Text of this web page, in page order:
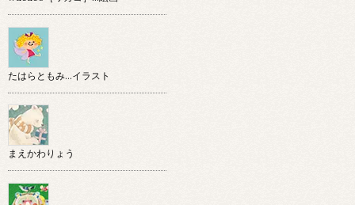
たはらともみ…イラスト
まえかわりょう